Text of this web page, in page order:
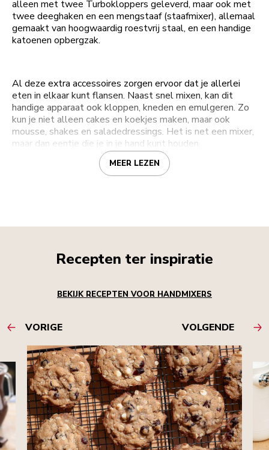
alleen met twee Turbokloppers geleverd, maar ook met
twee deeghaken en een mengstaaf (staafmixer), allemaal
gemaakt van hoogwaardig roestvrij staal, en een handige
katoenen opbergzak.
Al deze extra accessoires zorgen ervoor dat je allerlei
eten in elkaar kunt flansen. Naast snel mixen, kan dit
handige apparaat ook kloppen, kneden en emulgeren. Zo
kun je niet alleen cakes en koekjes maken, maar ook
mousse, shakes en saladedressings. Het is net een mixer,
maar dan eentje die je in je hand kunt houden.
MEER LEZEN
Recepten ter inspiratie
BEKIJK RECEPTEN VOOR HANDMIXERS
VORIGE VOLGENDE